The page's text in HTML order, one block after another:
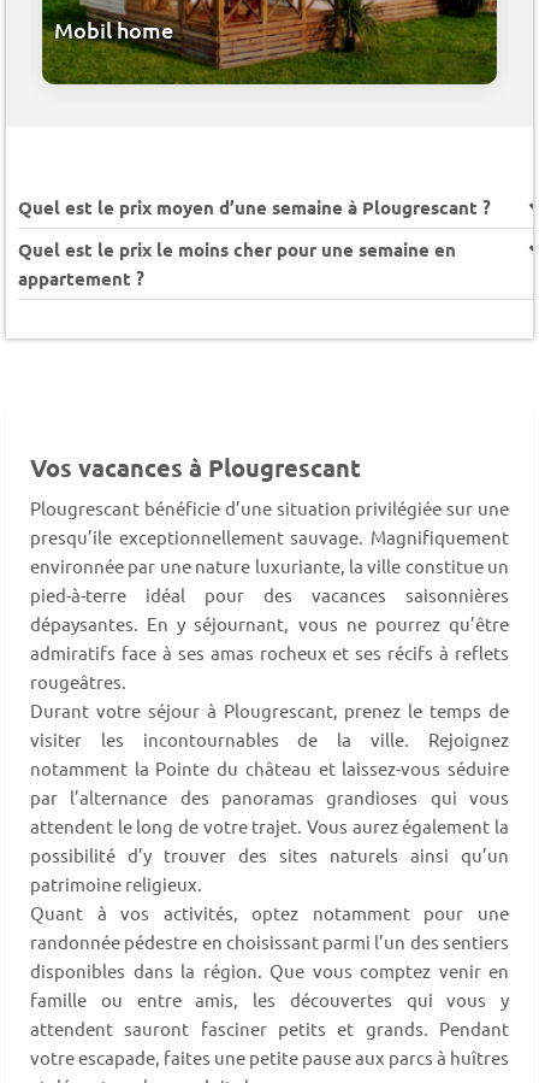
Mobil home
Quel est le prix moyen d’une semaine à Plougrescant ?
Quel est le prix le moins cher pour une semaine en
appartement ?
Vos vacances à Plougrescant
Plougrescant bénéficie d’une situation privilégiée sur une
presqu’ile exceptionnellement sauvage. Magnifiquement
environnée par une nature luxuriante, la ville constitue un
pied-à-terre idéal pour des vacances saisonnières
dépaysantes. En y séjournant, vous ne pourrez qu’être
admiratifs face à ses amas rocheux et ses récifs à reflets
rougeâtres.
Durant votre séjour à Plougrescant, prenez le temps de
visiter les incontournables de la ville. Rejoignez
notamment la Pointe du château et laissez-vous séduire
par l’alternance des panoramas grandioses qui vous
attendent le long de votre trajet. Vous aurez également la
possibilité d’y trouver des sites naturels ainsi qu’un
patrimoine religieux.
Quant à vos activités, optez notamment pour une
randonnée pédestre en choisissant parmi l’un des sentiers
disponibles dans la région. Que vous comptez venir en
famille ou entre amis, les découvertes qui vous y
attendent sauront fasciner petits et grands. Pendant
votre escapade, faites une petite pause aux parcs à huîtres